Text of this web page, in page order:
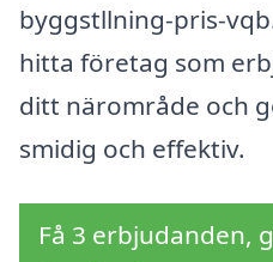
byggstllning-pris-
hitta företag som
ditt närområde och
smidig och effektiv.
Få 3 erbjudanden,